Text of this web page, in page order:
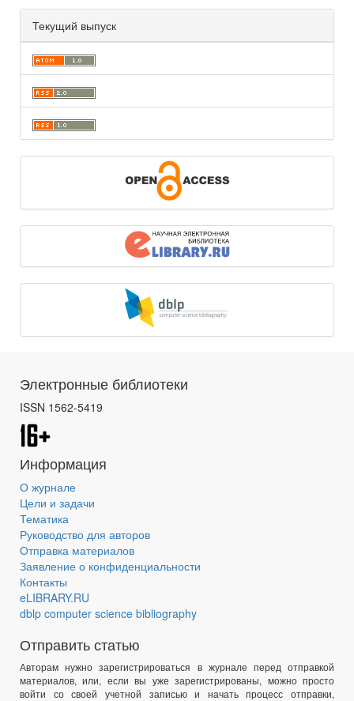
Текущий выпуск
Электронные библиотеки
ISSN 1562-5419
Информация
О журнале
Цели и задачи
Тематика
Руководство для авторов
Отправка материалов
Заявление о конфиденциальности
Контакты
eLIBRARY.RU
dblp computer science bibliography
Отправить статью
Авторам нужно зарегистрироваться в журнале перед отправкой
материалов, или, если вы уже зарегистрированы, можно просто
войти со своей учетной записью и начать процесс отправки,